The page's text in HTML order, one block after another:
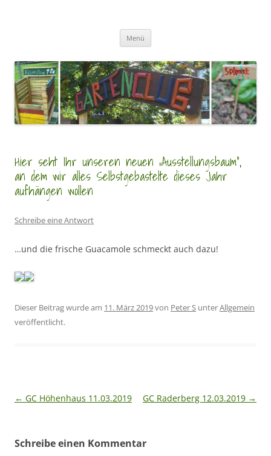
Menü
Hier seht Ihr unseren neuen „Ausstellungsbaum“,
an dem wir alles Selbstgebastelte dieses Jahr
aufhängen wollen
Schreibe eine Antwort
…und die frische Guacamole schmeckt auch dazu!
Dieser Beitrag wurde am 11. März 2019von Peter S unterAllgemein
veröffentlicht.
Beitragsnavigation
← GC Höhenhaus 11.03.2019 GC Raderberg 12.03.2019 →
Schreibe einen Kommentar